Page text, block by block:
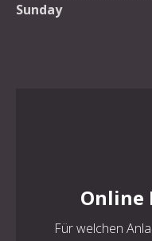
Sunday
Online
Für welchen